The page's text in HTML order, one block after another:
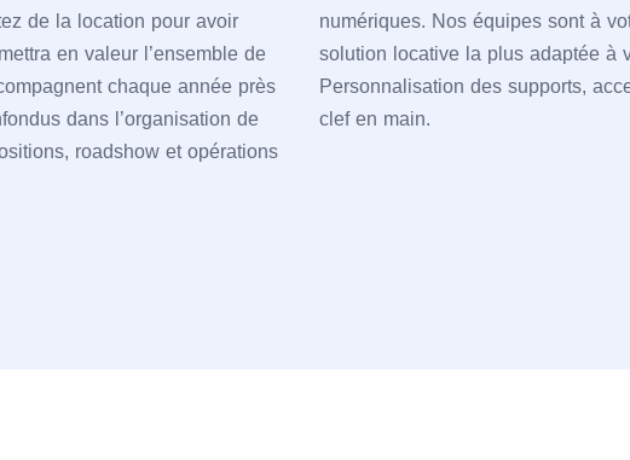
de la location pour avoir
en valeur l’ensemble de
chaque année près
dans l’organisation de
roadshow et opérations
numériques. Nos équipes sont à
solution locative la plus adaptée à
Personnalisation des supports,
clef en main.